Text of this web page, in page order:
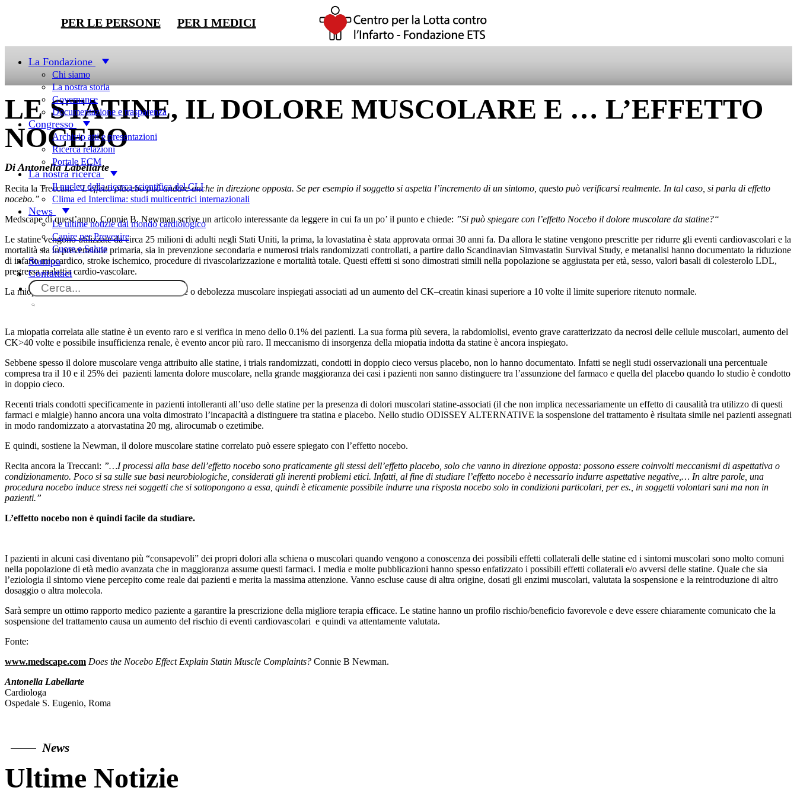
PER LE PERSONE PER I MEDICI
La Fondazione
Chi siamo
La nostra storia
Governance
Documentazione e trasparenza
Congresso
Archivio atti e presentazioni
Ricerca relazioni
Portale ECM
La nostra ricerca
Il nucleo della ricerca scientifica del CLI
Clima ed Interclima: studi multicentrici internazionali
News
Le ultime notizie dal mondo cardiologico
Capire per Prevenire
Cuore e Salute
Stampa
Contattaci
Newsletter
LE STATINE, IL DOLORE MUSCOLARE E … L’EFFETTO
NOCEBO
Di Antonella Labellarte
Recita la Treccani:”L’effetto placebo può andare anche in direzione opposta. Se per esempio il soggetto si aspetta l’incremento di un sintomo, questo può verificarsi realmente. In tal caso, si parla di effetto
nocebo.”
Medscape di quest’anno, Connie B. Newman scrive un articolo interessante da leggere in cui fa un po’ il punto e chiede: ”Si può spiegare con l’effetto Nocebo il dolore muscolare da statine?“
Le statine vengono utilizzate da circa 25 milioni di adulti negli Stati Uniti, la prima, la lovastatina è stata approvata ormai 30 anni fa. Da allora le statine vengono prescritte per ridurre gli eventi cardiovascolari e la
mortalità sia in prevenzione primaria, sia in prevenzione secondaria e numerosi trials randomizzati controllati, a partire dallo Scandinavian Simvastatin Survival Study, e metanalisi hanno documentato la riduzione
di infarto miocardico, stroke ischemico, procedure di rivascolarizzazione e mortalità totale. Questi effetti si sono dimostrati simili nella popolazione se aggiustata per età, sesso, valori basali di colesterolo LDL,
pregressa malattia cardio-vascolare.
La miopatia da statine viene definita come dolore o debolezza muscolare inspiegati associati ad un aumento del CK–creatin kinasi superiore a 10 volte il limite superiore ritenuto normale.
La miopatia correlata alle statine è un evento raro e si verifica in meno dello 0.1% dei pazienti. La sua forma più severa, la rabdomiolisi, evento grave caratterizzato da necrosi delle cellule muscolari, aumento del
CK>40 volte e possibile insufficienza renale, è evento ancor più raro. Il meccanismo di insorgenza della miopatia indotta da statine è ancora inspiegato.
Sebbene spesso il dolore muscolare venga attribuito alle statine, i trials randomizzati, condotti in doppio cieco versus placebo, non lo hanno documentato. Infatti se negli studi osservazionali una percentuale
compresa tra il 10 e il 25% dei pazienti lamenta dolore muscolare, nella grande maggioranza dei casi i pazienti non sanno distinguere tra l’assunzione del farmaco e quella del placebo quando lo studio è condotto
in doppio cieco.
Recenti trials condotti specificamente in pazienti intolleranti all’uso delle statine per la presenza di dolori muscolari statine-associati (il che non implica necessariamente un effetto di causalità tra utilizzo di questi
farmaci e mialgie) hanno ancora una volta dimostrato l’incapacità a distinguere tra statina e placebo. Nello studio ODISSEY ALTERNATIVE la sospensione del trattamento è risultata simile nei pazienti assegnati
in modo randomizzato a atorvastatina 20 mg, alirocumab o ezetimibe.
E quindi, sostiene la Newman, il dolore muscolare statine correlato può essere spiegato con l’effetto nocebo.
Recita ancora la Treccani: ”…I processi alla base dell’effetto nocebo sono praticamente gli stessi dell’effetto placebo, solo che vanno in direzione opposta: possono essere coinvolti meccanismi di aspettativa o
condizionamento. Poco si sa sulle sue basi neurobiologiche, considerati gli inerenti problemi etici. Infatti, al fine di studiare l’effetto nocebo è necessario indurre aspettative negative,… In altre parole, una
procedura nocebo induce stress nei soggetti che si sottopongono a essa, quindi è eticamente possibile indurre una risposta nocebo solo in condizioni particolari, per es., in soggetti volontari sani ma non in
pazienti.”
L’effetto nocebo non è quindi facile da studiare.
I pazienti in alcuni casi diventano più “consapevoli” dei propri dolori alla schiena o muscolari quando vengono a conoscenza dei possibili effetti collaterali delle statine ed i sintomi muscolari sono molto comuni
nella popolazione di età medio avanzata che in maggioranza assume questi farmaci. I media e molte pubblicazioni hanno spesso enfatizzato i possibili effetti collaterali e/o avversi delle statine. Quale che sia
l’eziologia il sintomo viene percepito come reale dai pazienti e merita la massima attenzione. Vanno escluse cause di altra origine, dosati gli enzimi muscolari, valutata la sospensione e la reintroduzione di altro
dosaggio o altra molecola.
Sarà sempre un ottimo rapporto medico paziente a garantire la prescrizione della migliore terapia efficace. Le statine hanno un profilo rischio/beneficio favorevole e deve essere chiaramente comunicato che la
sospensione del trattamento causa un aumento del rischio di eventi cardiovascolari e quindi va attentamente valutata.
Fonte:
www.medscape.com Does the Nocebo Effect Explain Statin Muscle Complaints? Connie B Newman.
Antonella Labellarte
Cardiologa
Ospedale S. Eugenio, Roma
News
Ultime Notizie